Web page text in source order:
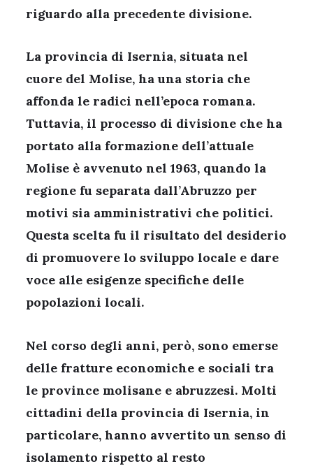
riguardo alla precedente divisione.
La provincia di Isernia, situata nel
cuore del Molise, ha una storia che
affonda le radici nell’epoca romana.
Tuttavia, il processo di divisione che ha
portato alla formazione dell’attuale
Molise è avvenuto nel 1963, quando la
regione fu separata dall’Abruzzo per
motivi sia amministrativi che politici.
Questa scelta fu il risultato del desiderio
di promuovere lo sviluppo locale e dare
voce alle esigenze specifiche delle
popolazioni locali.
Nel corso degli anni, però, sono emerse
delle fratture economiche e sociali tra
le province molisane e abruzzesi. Molti
cittadini della provincia di Isernia, in
particolare, hanno avvertito un senso di
isolamento rispetto al resto